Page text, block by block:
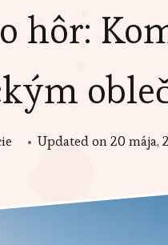
hôr:
Updated on20 mája,